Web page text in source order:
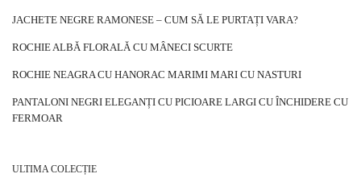
JACHETE NEGRE RAMONESE – CUM SĂ LE PURTAȚI VARA?
ROCHIE ALBĂ FLORALĂ CU MÂNECI SCURTE
ROCHIE NEAGRA CU HANORAC MARIMI MARI CU NASTURI
PANTALONI NEGRI ELEGANȚI CU PICIOARE LARGI CU ÎNCHIDERE CU
FERMOAR
ULTIMA COLECȚIE